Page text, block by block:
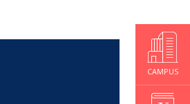
CAMPUS